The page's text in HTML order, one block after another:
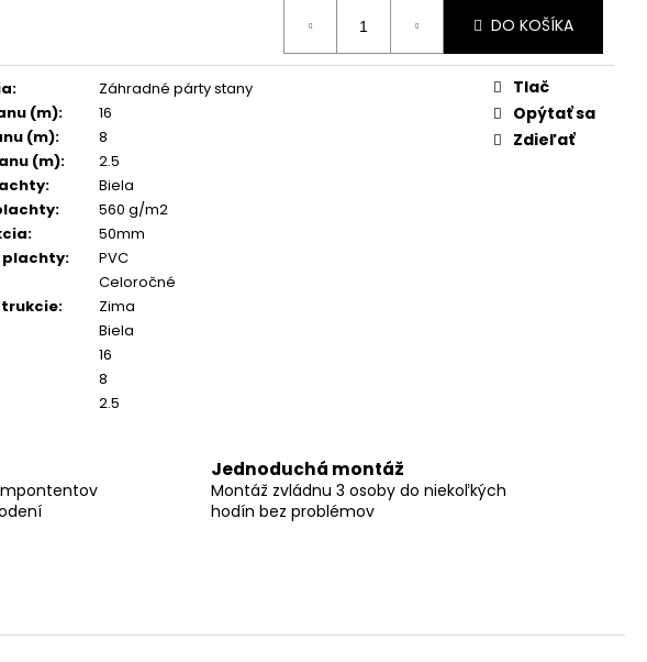
DO KOŠÍKA
:
Záhradné párty stany
(m):
16
(m):
8
(m):
2.5
:
Biela
:
560 g/m2
:
50mm
plachty:
PVC
Celoročné
:
Zima
Biela
16
8
2.5
Tlač
Opýtať sa
Zdieľať
Jednoduchá montáž
Montáž zvládnu 3 osoby do niekoľkých
hodín bez problémov